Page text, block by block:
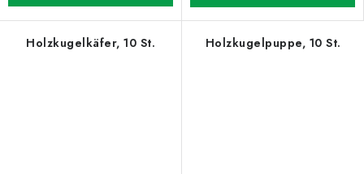
Holzkugelkäfer, 10 St. Holzkugelpuppe, 10 St.